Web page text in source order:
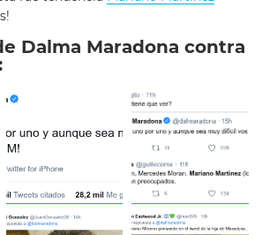
Dalma Maradona contra